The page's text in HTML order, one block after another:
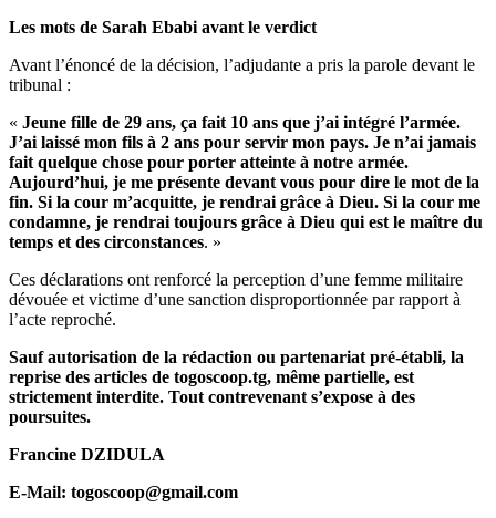
Les mots de Sarah Ebabi avant le verdict
Avant l’énoncé de la décision, l’adjudante a pris la parole devant le
tribunal :
« Jeune fille de 29 ans, ça fait 10 ans que j’ai intégré l’armée.
J’ai laissé mon fils à 2 ans pour servir mon pays. Je n’ai jamais
fait quelque chose pour porter atteinte à notre armée.
Aujourd’hui, je me présente devant vous pour dire le mot de la
fin. Si la cour m’acquitte, je rendrai grâce à Dieu. Si la cour me
condamne, je rendrai toujours grâce à Dieu qui est le maître du
temps et des circonstances. »
Ces déclarations ont renforcé la perception d’une femme militaire
dévouée et victime d’une sanction disproportionnée par rapport à
l’acte reproché.
Sauf autorisation de la rédaction ou partenariat pré-établi, la
reprise des articles de togoscoop.tg, même partielle, est
strictement interdite. Tout contrevenant s’expose à des
poursuites.
Francine DZIDULA
E-Mail: togoscoop@gmail.com